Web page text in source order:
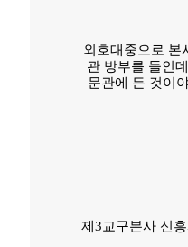
외호대중으로 본
관 방부를 들인
문관에 든 것이
제3교구본사 신